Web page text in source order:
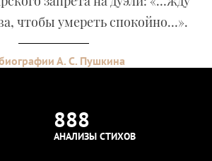
чтобы умереть спокойно…».
А. С. Пушкина
888
АНАЛИЗЫ СТИХОВ